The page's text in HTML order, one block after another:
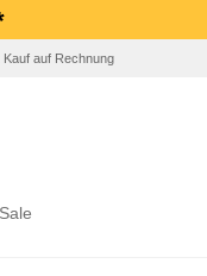
Kauf auf Rechnung
Sale